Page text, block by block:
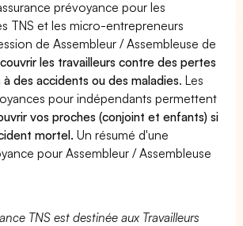
prévoyance pour les
TNS et les micro-entrepreneurs
de Assembleur / Assembleuse de
couvrir les travailleurs contre des pertes
des accidents ou des maladies. Les
pour indépendants permettent
vos proches (conjoint et enfants) si
mortel. Un résumé d'une
pour Assembleur / Assembleuse
TNS est destinée aux Travailleurs